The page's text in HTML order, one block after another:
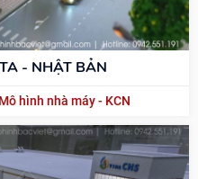
- NHẬT BẢN
Mô hình nhà máy - KCN